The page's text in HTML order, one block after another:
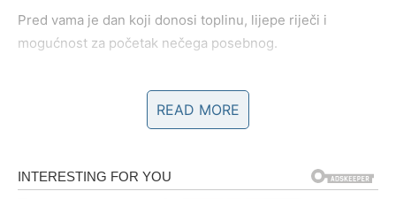
Pred vama je dan koji donosi toplinu, lijepe riječi i
mogućnost za početak nečega posebnog.
komplimenata. Bićete među najprimjećenijim znakovima
dana.
READ MORE